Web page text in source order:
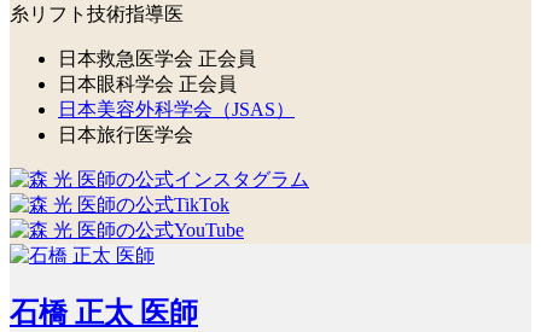
糸リフト技術指導医
日本救急医学会 正会員
日本眼科学会 正会員
日本美容外科学会（JSAS）
日本旅行医学会
石橋 正太 医師